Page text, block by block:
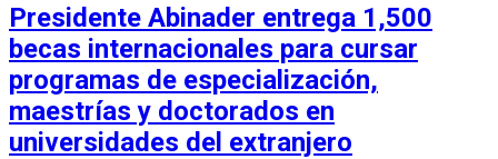
Presidente Abinader entrega 1,500
becas internacionales para cursar
programas de especialización,
maestrías y doctorados en
universidades del extranjero